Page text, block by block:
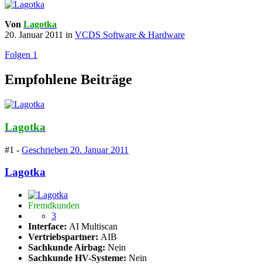
Von Lagotka
20. Januar 2011 in VCDS Software & Hardware
Folgen 1
Empfohlene Beiträge
Lagotka
#1 - Geschrieben 20. Januar 2011
Lagotka
Fremdkunden
3
Interface: AI Multiscan
Vertriebspartner: AIB
Sachkunde Airbag: Nein
Sachkunde HV-Systeme: Nein